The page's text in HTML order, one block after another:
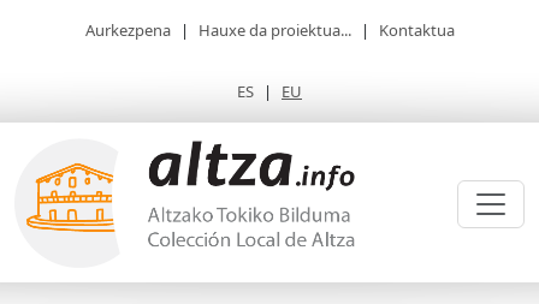
Aurkezpena | Hauxe da proiektua... | Kontaktua
ES | EU